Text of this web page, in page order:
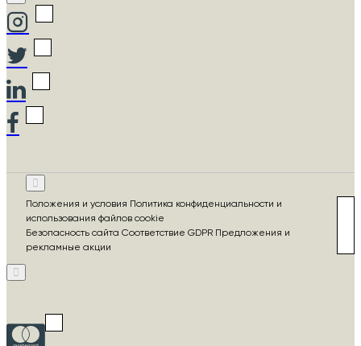
Положения и условия Политика конфиденциальности и
использования файлов cookie
Безопасность сайта Соответствие GDPR Предложения и
рекламные акции